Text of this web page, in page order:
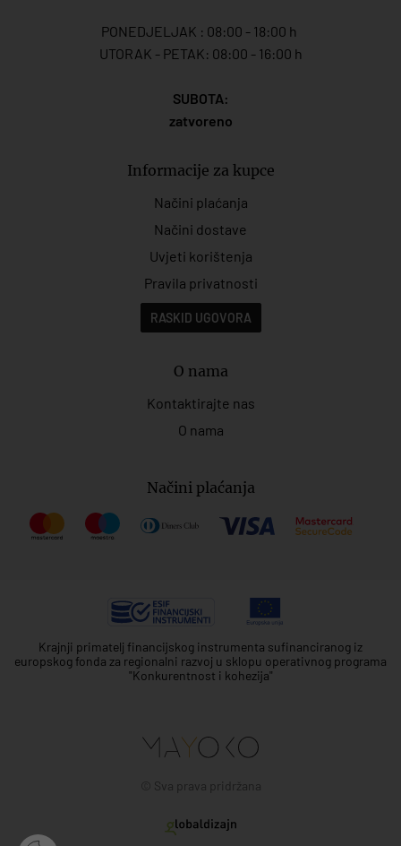
PONEDJELJAK : 08:00 - 18:00 h
UTORAK - PETAK: 08:00 - 16:00 h
SUBOTA:
zatvoreno
Informacije za kupce
Načini plaćanja
Načini dostave
Uvjeti korištenja
Pravila privatnosti
RASKID UGOVORA
O nama
Kontaktirajte nas
O nama
Načini plaćanja
Krajnji primatelj financijskog instrumenta sufinanciranog iz
europskog fonda za regionalni razvoj u sklopu operativnog programa
"Konkurentnost i kohezija"
© Sva prava pridržana